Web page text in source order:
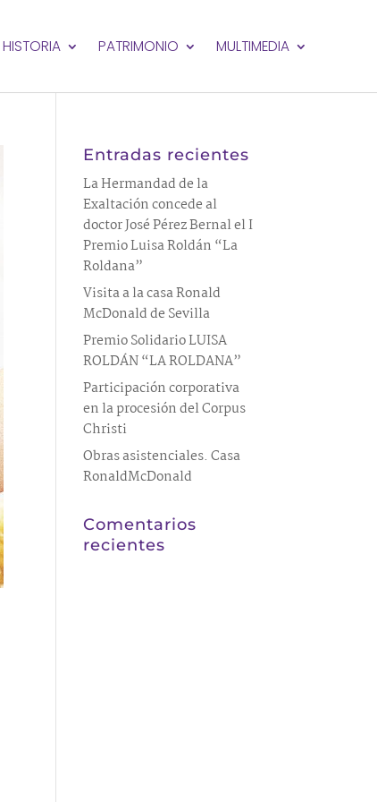
HISTORIA PATRIMONIO MULTIMEDIA
Entradas recientes
La Hermandad de la
Exaltación concede al
doctor José Pérez Bernal el I
Premio Luisa Roldán “La
Roldana”
Visita a la casa Ronald
McDonald de Sevilla
Premio Solidario LUISA
ROLDÁN “LA ROLDANA”
Participación corporativa
en la procesión del Corpus
Christi
Obras asistenciales. Casa
RonaldMcDonald
Comentarios
recientes